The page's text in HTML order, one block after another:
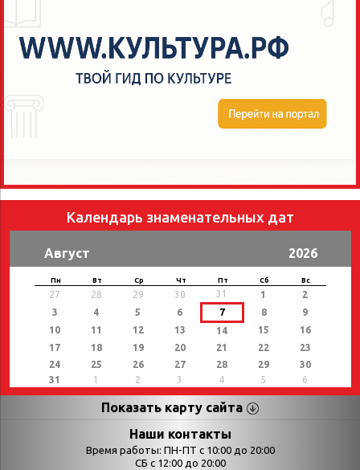
Календарь знаменательных дат
Август 2026
Пн Вт Ср Чт Пт Сб Вс
27 28 29 30 31 1
2
3
4 5 6 7 8
9
10
11 12 13 14 15
16
17
18 19 20 21 22
23
24
25 26 27 28 29
30
31
1 2 3 4 5 6
Показать карту сайта
Страницы Категории
Выставки
Наши контакты
Время работы: ПН-ПТ с 10:00 до 20:00
СБ с 12:00 до 20:00